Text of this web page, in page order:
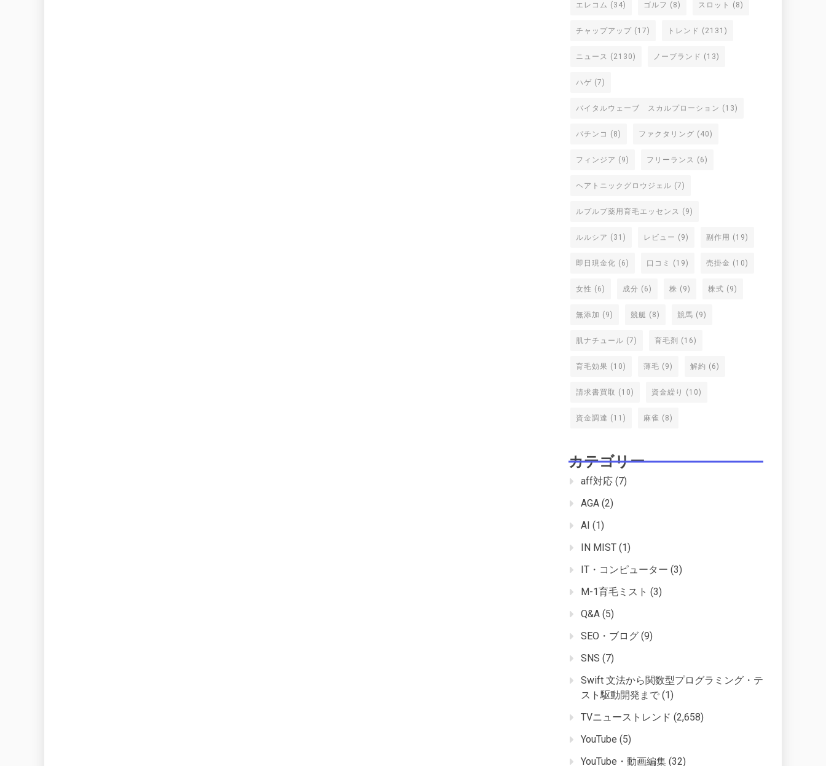
エレコム (34) ゴルフ (8) スロット (8)
チャップアップ (17) トレンド (2131)
ニュース (2130) ノーブランド (13)
ハゲ (7)
バイタルウェーブ スカルプローション (13)
パチンコ (8) ファクタリング (40)
フィンジア (9) フリーランス (6)
ヘアトニックグロウジェル (7)
ルプルプ薬用育毛エッセンス (9)
ルルシア (31) レビュー (9) 副作用 (19)
即日現金化 (6) 口コミ (19) 売掛金 (10)
女性 (6) 成分 (6) 株 (9) 株式 (9)
無添加 (9) 競艇 (8) 競馬 (9)
肌ナチュール (7) 育毛剤 (16)
育毛効果 (10) 薄毛 (9) 解約 (6)
請求書買取 (10) 資金繰り (10)
資金調達 (11) 麻雀 (8)
カテゴリー
aff対応 (7)
AGA (2)
AI (1)
IN MIST (1)
IT・コンピューター (3)
M-1育毛ミスト (3)
Q&A (5)
SEO・ブログ (9)
SNS (7)
Swift 文法から関数型プログラミング・テ
スト駆動開発まで (1)
TVニューストレンド (2,658)
YouTube (5)
YouTube・動画編集 (32)